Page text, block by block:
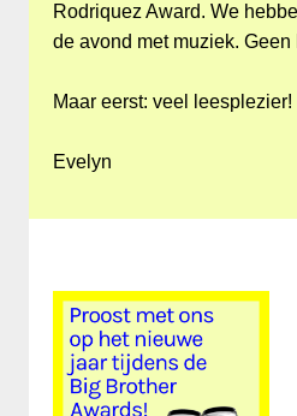
Rodriquez Award. We
de avond met muziek.
Maar eerst: veel leesplezier!
Evelyn